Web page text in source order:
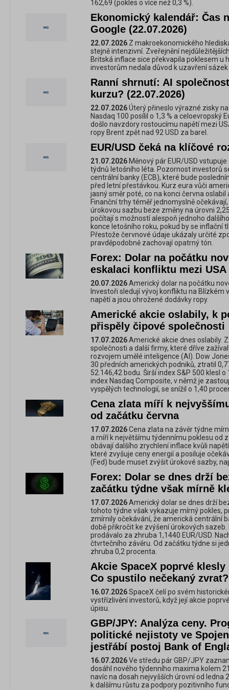
162,69 (pokles o více než 0,3 %).
Ekonomický kalendář: Čas
Google (22.07.2026)
22.07.2026 Z makroekonomického
stejně intenzivní. Zveřejnění
Britská inflace sice překvapila poklesem u
investorům nedala důvod k uzavření
Ranní shrnutí: AI
kurzu? (22.07.2026)
22.07.2026Úterý přineslo výrazné zisky
Nasdaq 100 posílil o 1,3 % a celoevropský
došlo navzdory rostoucímu napětí mezi
ropy Brent zpět nad 92 USD za barel.
EUR/USD čeká na klíčové
21.07.2026 Měnový pár EUR/USD
týdnů letošního léta. Pozornost investorů
centrální banky (ECB), které bude
před letní přestávkou. Kurz eura vůči
jasný směr poté, co na konci června
Finanční trhy téměř jednomyslně
úrokovou sazbu beze změny na úrovni
počítají s možností alespoň jednoho
konce letošního roku, pokud by se inflační
Přestože červnové údaje ukázaly určité
pravděpodobně zachovají opatrný tón.
Forex: Dolar na počátku
eskalaci konfliktu mezi USA
20.07.2026Americký dolar na počátku
Investoři sledují vývoj konfliktu na Blízkém
napětí a jsou ohrožené dodávky ropy.
Americké akcie oslabily, k
přispěly čipové společnosti
17.07.2026Americké akcie dnes oslabily.
společnosti a další firmy, které dříve
rozvojem umělé inteligence (AI). Dow
30 předních amerických podniků, ztratil
52.146,42 bodu. Širší index S&P 500 klesl
index Nasdaq Composite, v němž je
vyspělých technologií, se snížil o 1,40
Cena zlata míří k
od začátku června
17.07.2026Cena zlata na závěr týdne
a míří k největšímu týdennímu poklesu od
obávají dalšího zrychlení inflace kvůli
které zvyšuje ceny energií a posiluje
(Fed) bude muset zvýšit úrokové sazby,
Forex: Dolar se dnes drží
začátku týdne však mírně
17.07.2026Americký dolar se dnes drží
tohoto týdne však vykazuje mírný pokles,
zmírnily očekávání, že americká centrální
době přikročit ke zvýšení úrokových sazeb.
prodávalo za zhruba 1,1440 EUR/USD.
čtvrtečního závěru. Od začátku týdne si
zhruba 0,2 procenta.
Akcie SpaceX poprvé
Co spustilo nečekaný zvrat?
16.07.2026SpaceX čelí po svém
vystřízlivění investorů, když její akcie
úpisu.
GBP/JPY: Analýza ceny.
politické nejistoty ve
jestřábí postoj Bank of
16.07.2026Ve středu pár GBP/JPY
dosáhl nového týdenního maxima kolem
navíc na dosah nejvyšších úrovní od ledna
k dalšímu růstu za podpory pozitivního